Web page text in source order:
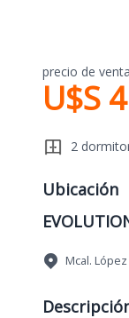
precio de
U$S
2
Ubicación
Mcal. López